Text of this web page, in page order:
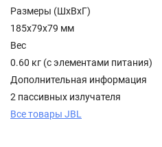
Размеры (ШxВxГ)
185x79x79 мм
Вес
0.60 кг (с элементами питания)
Дополнительная информация
2 пассивных излучателя
Все товары JBL